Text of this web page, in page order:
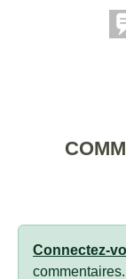
Connectez-
commentaires.